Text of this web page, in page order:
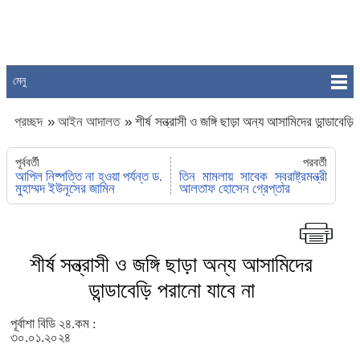
মেনু
প্রচ্ছদ » আইন আদালত » শীর্ষ সন্ত্রাসী ও জঙ্গি ছাড়া অন্য আসামিদের ডান্ডাবেড়ি
পরানো যাবে না
পূর্ববর্তী
আপিল নিষ্পত্তি না হওয়া পর্যন্ত ড.
মুহাম্মদ ইউনূসের জামিন
পরবর্তী
তিন মামলায় সাবেক স্বরাষ্ট্রমন্ত্রী
আলতাফ হোসেন গ্রেপ্তার
শীর্ষ সন্ত্রাসী ও জঙ্গি ছাড়া অন্য আসামিদের
ডান্ডাবেড়ি পরানো যাবে না
পূর্বাশা বিডি ২৪.কম :
৩০.০১.২০২৪